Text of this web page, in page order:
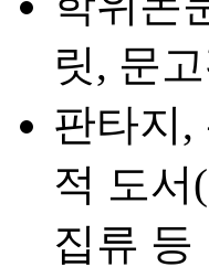
릿, 문
판타지,
적 도서
집류 등